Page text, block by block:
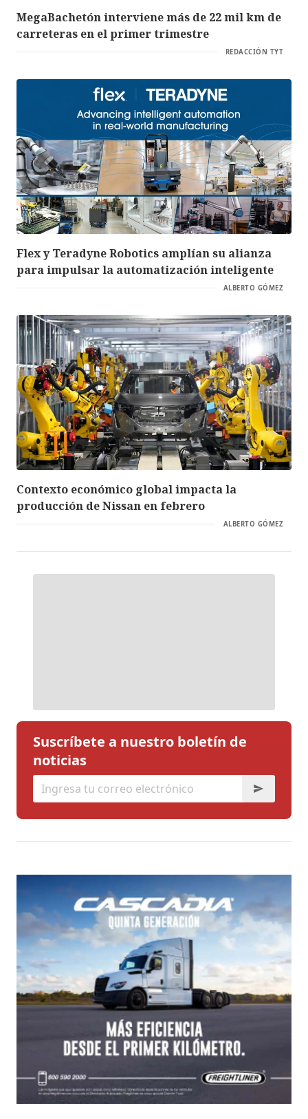
MegaBachetón interviene más de 22 mil km de
carreteras en el primer trimestre
REDACCIÓN TYT
Flex y Teradyne Robotics amplían su alianza
para impulsar la automatización inteligente
ALBERTO GÓMEZ
Contexto económico global impacta la
producción de Nissan en febrero
ALBERTO GÓMEZ
Suscríbete a nuestro boletín de
noticias